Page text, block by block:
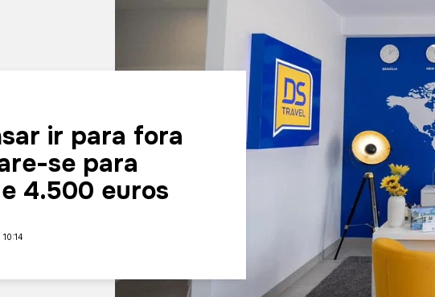
ir para fora
se para
4.500 euros
10:14